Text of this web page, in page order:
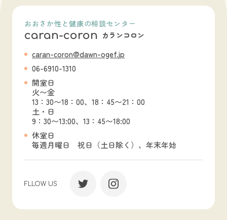
おおさか性と健康の相談センター
caran-coron カランコロン
caran-coron@dawn-ogef.jp
06-6910-1310
開室日
火〜金
13：30〜18：00、18：45〜21：00
土・日
9：30〜13:00、13：45〜18:00
休室日
毎週月曜日 祝日（土日除く）、年末年始
FLLOW US